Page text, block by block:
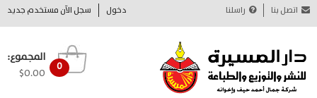
دخول سجل الآن مستخدم جديد اتصل بنا راسلنا
0
المجموع:
$0.00